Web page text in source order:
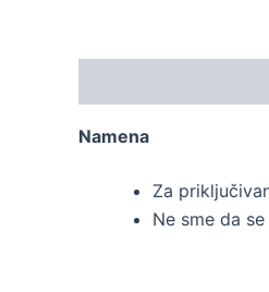
Namena
Za
Ne sme da